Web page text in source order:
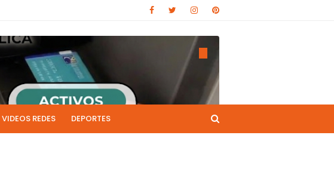
VIDEOS REDES DEPORTES